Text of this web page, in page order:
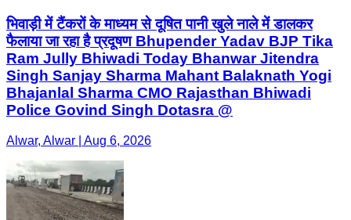
भिवाड़ी में टैंकरों के माध्यम से दूषित पानी खुले नाले में डालकर
फैलाया जा रहा है प्रदूषण Bhupender Yadav BJP Tika
Ram Jully Bhiwadi Today Bhanwar Jitendra
Singh Sanjay Sharma Mahant Balaknath Yogi
Bhajanlal Sharma CMO Rajasthan Bhiwadi
Police Govind Singh Dotasra @
Alwar, Alwar | Aug 6, 2026